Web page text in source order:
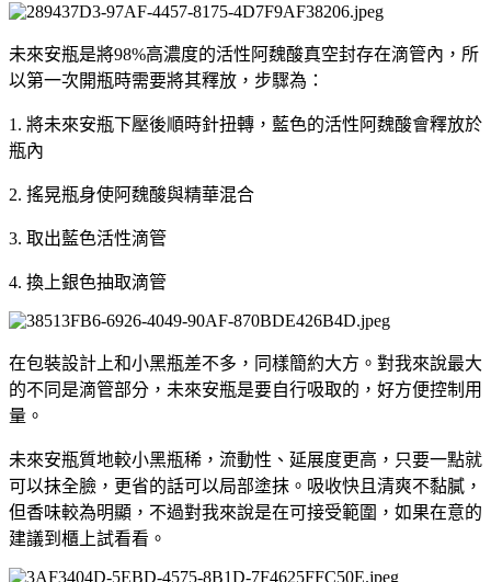
未來安瓶是將98%高濃度的活性阿魏酸真空封存在滴管內，所
以第一次開瓶時需要將其釋放，步驟為：
1. 將未來安瓶下壓後順時針扭轉，藍色的活性阿魏酸會釋放於
瓶內
2. 搖晃瓶身使阿魏酸與精華混合
3. 取出藍色活性滴管
4. 換上銀色抽取滴管
在包裝設計上和小黑瓶差不多，同樣簡約大方。對我來說最大
的不同是滴管部分，未來安瓶是要自行吸取的，好方便控制用
量。
未來安瓶質地較小黑瓶稀，流動性、延展度更高，只要一點就
可以抹全臉，更省的話可以局部塗抹。吸收快且清爽不黏膩，
但香味較為明顯，不過對我來說是在可接受範圍，如果在意的
建議到櫃上試看看。